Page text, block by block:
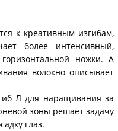
к креативным изгибам,
более интенсивный,
ножки. А
волокно описывает
Л для наращивания за
зоны решает задачу
глаз.